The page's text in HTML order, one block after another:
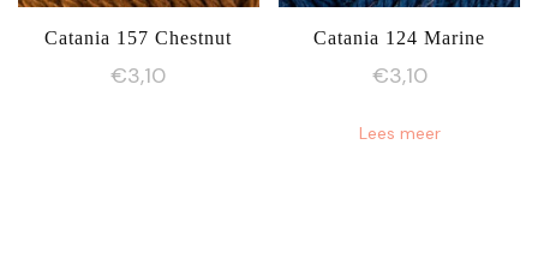
Catania 157 Chestnut
€3,10
Catania 124 Marine
€3,10
Lees meer